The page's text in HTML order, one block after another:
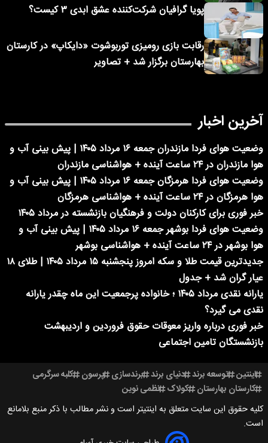
پویا گرافیان شرکت‌کننده عشق ابدی ۳ کیست؟
رقابت بازی رومیزی توربوشوت «دایکاپ» در کارستان
بهارستان برگزار شد + تصاویر
آخرین اخبار
وضعیت هوای فردا مازندران جمعه ۱۶ مرداد ۱۴۰۵ | پیش بینی آب و
هوا مازندران در ۲۴ ساعت آینده + هواشناسی مازندران
وضعیت هوای فردا هرمزگان جمعه ۱۶ مرداد ۱۴۰۵ | پیش بینی آب و
هوا هرمزگان در ۲۴ ساعت آینده + هواشناسی هرمزگان
خبر فوری برای کارکنان دولت و فرهنگیان بازنشسته در مرداد ۱۴۰۵
وضعیت هوای فردا بوشهر جمعه ۱۶ مرداد ۱۴۰۵ | پیش بینی آب و
هوا بوشهر در ۲۴ ساعت آینده + هواشناسی بوشهر
جدیدترین قیمت طلا و سکه امروز پنجشنبه ۱۵ مرداد ۱۴۰۵ | طلای ۱۸
عیار گران شد + جدول
یارانه نقدی مرداد ۱۴۰۵ ؛ خانواده پرجمعیت این ماه چقدر یارانه
نقدی می گیرد؟
خبر فوری درباره واریز معوقات حقوق فروردین و اردیبهشت
بازنشستگان تامین اجتماعی
اینتین توسعه برند دنیای برند برندسازی پرسون کلبه سرگرمی
کارستان بهارستان کولاک نظمی نوین
کلیه حقوق این سایت متعلق به اینتیتر است و نشر مطالب با ذکر منبع بلامانع
است.